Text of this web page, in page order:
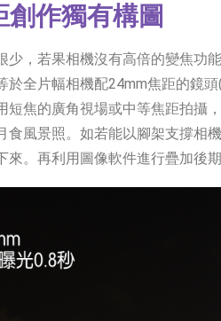
作獨有構圖
少，若果相機沒有高倍的變焦功
於全片幅相機配24mm焦距的鏡
短焦的廣角視場或中等焦距拍攝
食風景照。如若能以腳架支撐相
來。再利用圖像軟件進行疊加後